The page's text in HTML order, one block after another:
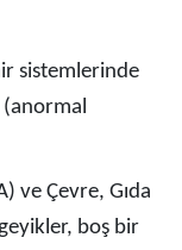
sistemlerinde
ve Çevre, Gıda
boş bir